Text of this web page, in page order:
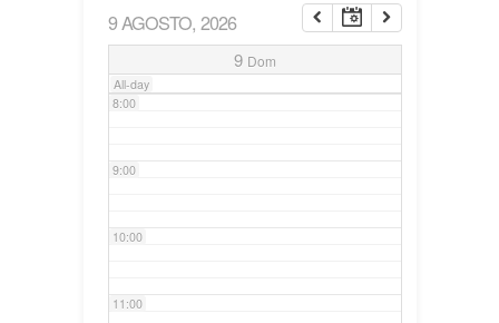
9 AGOSTO, 2026
9 Dom
All-day
7:00
8:00
9:00
10:00
11:00